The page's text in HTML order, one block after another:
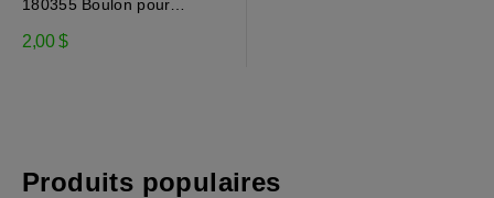
180355 Boulon pour
2,00 $
Produits populaires